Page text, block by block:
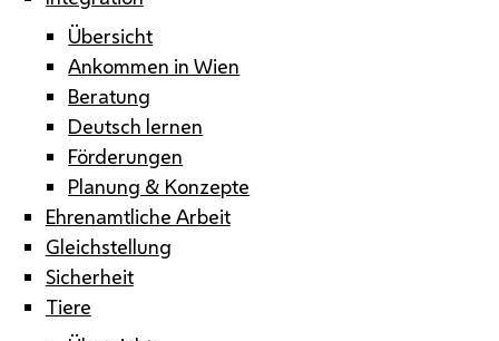
Übersicht
Ankommen in Wien
Beratung
Deutsch lernen
Förderungen
Planung & Konzepte
Ehrenamtliche Arbeit
Gleichstellung
Sicherheit
Tiere